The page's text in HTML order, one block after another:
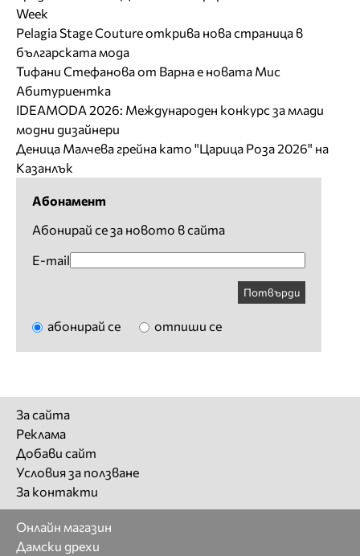
Week
Pelagia Stage Couture открива нова страница в
българската мода
Тифани Стефанова от Варна е новата Мис
Абитуриентка
IDEAMODA 2026: Международен конкурс за млади
модни дизайнери
Деница Малчева грейна като "Царица Роза 2026" на
Казанлък
Абонамент
Абонирай се за новото в сайта
E-mail
Потвърди
абонирай се отпиши се
За сайта
Реклама
Добави сайт
Условия за ползване
За контакти
Онлайн магазин
Дамски дрехи